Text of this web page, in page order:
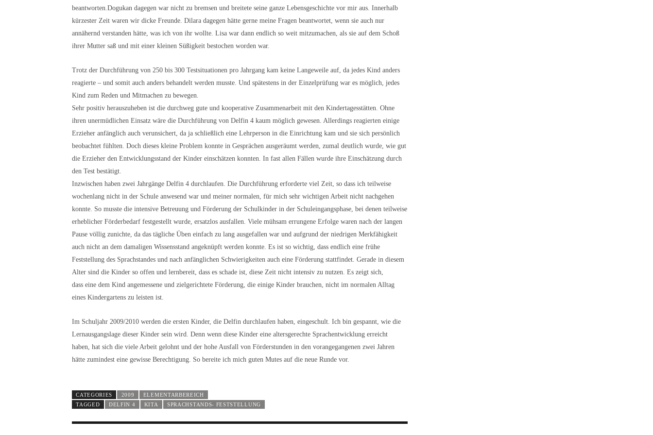
beantworten.Dogukan dagegen war nicht zu bremsen und breitete seine ganze Lebensgeschichte vor mir aus. Innerhalb
kürzester Zeit waren wir dicke Freunde. Dilara dagegen hätte gerne meine Fragen beantwortet, wenn sie auch nur
annähernd verstanden hätte, was ich von ihr wollte. Lisa war dann endlich so weit mitzumachen, als sie auf dem Schoß
ihrer Mutter saß und mit einer kleinen Süßigkeit bestochen worden war.
Trotz der Durchführung von 250 bis 300 Testsituationen pro Jahrgang kam keine Langeweile auf, da jedes Kind anders
reagierte – und somit auch anders behandelt werden musste. Und spätestens in der Einzelprüfung war es möglich, jedes
Kind zum Reden und Mitmachen zu bewegen.
Sehr positiv herauszuheben ist die durchweg gute und kooperative Zusammenarbeit mit den Kindertagesstätten. Ohne
ihren unermüdlichen Einsatz wäre die Durchführung von Delfin 4 kaum möglich gewesen. Allerdings reagierten einige
Erzieher anfänglich auch verunsichert, da ja schließlich eine Lehrperson in die Einrichtung kam und sie sich persönlich
beobachtet fühlten. Doch dieses kleine Problem konnte in Gesprächen ausgeräumt werden, zumal deutlich wurde, wie gut
die Erzieher den Entwicklungsstand der Kinder einschätzen konnten. In fast allen Fällen wurde ihre Einschätzung durch
den Test bestätigt.
Inzwischen haben zwei Jahrgänge Delfin 4 durchlaufen. Die Durchführung erforderte viel Zeit, so dass ich teilweise
wochenlang nicht in der Schule anwesend war und meiner normalen, für mich sehr wichtigen Arbeit nicht nachgehen
konnte. So musste die intensive Betreuung und Förderung der Schulkinder in der Schuleingangsphase, bei denen teilweise
erheblicher Förderbedarf festgestellt wurde, ersatzlos ausfallen. Viele mühsam errungene Erfolge waren nach der langen
Pause völlig zunichte, da das tägliche Üben einfach zu lang ausgefallen war und aufgrund der niedrigen Merkfähigkeit
auch nicht an dem damaligen Wissensstand angeknüpft werden konnte. Es ist so wichtig, dass endlich eine frühe
Feststellung des Sprachstandes und nach anfänglichen Schwierigkeiten auch eine Förderung stattfindet. Gerade in diesem
Alter sind die Kinder so offen und lernbereit, dass es schade ist, diese Zeit nicht intensiv zu nutzen. Es zeigt sich,
dass eine dem Kind angemessene und zielgerichtete Förderung, die einige Kinder brauchen, nicht im normalen Alltag
eines Kindergartens zu leisten ist.
Im Schuljahr 2009/2010 werden die ersten Kinder, die Delfin durchlaufen haben, eingeschult. Ich bin gespannt, wie die
Lernausgangslage dieser Kinder sein wird. Denn wenn diese Kinder eine altersgerechte Sprachentwicklung erreicht
haben, hat sich die viele Arbeit gelohnt und der hohe Ausfall von Förderstunden in den vorangegangenen zwei Jahren
hätte zumindest eine gewisse Berechtigung. So bereite ich mich guten Mutes auf die neue Runde vor.
CATEGORIES 2009
ELEMENTARBEREICH
TAGGED
DELFIN 4 KITA SPRACHSTANDS- FESTSTELLUNG